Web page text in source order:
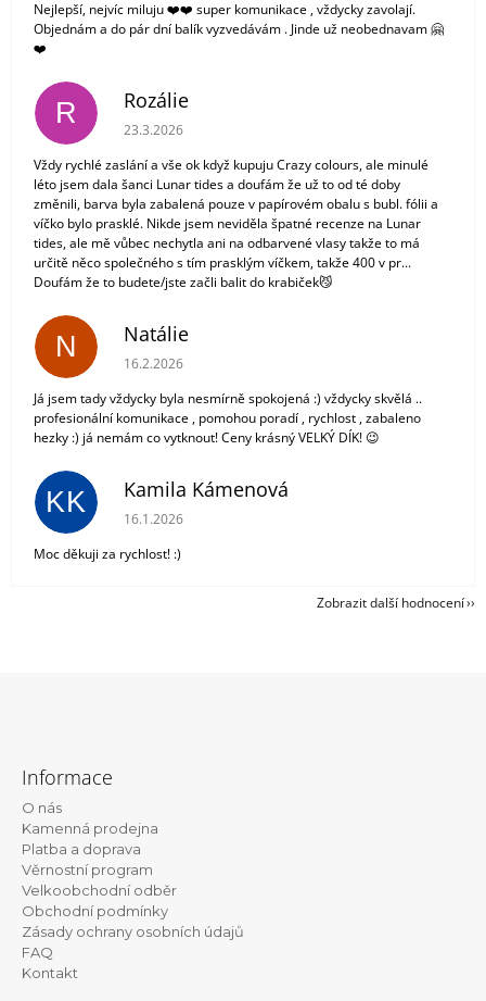
Nejlepší, nejvíc miluju ❤️❤️ super komunikace , vždycky zavolají.
Objednám a do pár dní balík vyzvedávám . Jinde už neobednavam 🤗
❤️
R Rozálie
Hodnocení obchodu je 3 z 5 hvězdiček.
23.3.2026
Vždy rychlé zaslání a vše ok když kupuju Crazy colours, ale minulé
léto jsem dala šanci Lunar tides a doufám že už to od té doby
změnili, barva byla zabalená pouze v papírovém obalu s bubl. fólii a
víčko bylo prasklé. Nikde jsem neviděla špatné recenze na Lunar
tides, ale mě vůbec nechytla ani na odbarvené vlasy takže to má
určitě něco společného s tím prasklým víčkem, takže 400 v pr...
Doufám že to budete/jste začli balit do krabiček😼
N Natálie
Hodnocení obchodu je 5 z 5 hvězdiček.
16.2.2026
Já jsem tady vždycky byla nesmírně spokojená :) vždycky skvělá ..
profesionální komunikace , pomohou poradí , rychlost , zabaleno
hezky :) já nemám co vytknout! Ceny krásný VELKÝ DÍK! 😉
KK Kamila Kámenová
Hodnocení obchodu je 5 z 5 hvězdiček.
16.1.2026
Moc děkuji za rychlost! :)
Zobrazit další hodnocení
Informace
O nás
Kamenná prodejna
Platba a doprava
Věrnostní program
Velkoobchodní odběr
Obchodní podmínky
Zásady ochrany osobních údajů
FAQ
Kontakt